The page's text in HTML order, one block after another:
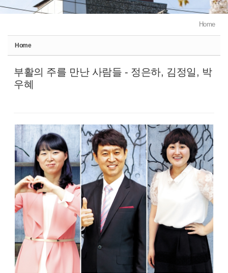
Home
Home
부활의 주를 만난 사람들 - 정은하, 김정일, 박
우혜